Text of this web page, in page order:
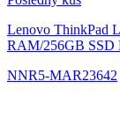
Lenovo ThinkPad
RAM/256GB SSD
NNR5-MAR23642